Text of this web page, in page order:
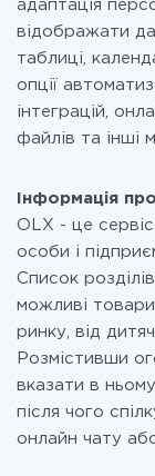
адаптація
відображати
таблиці,
опції
інтеграцій,
файлів та інші
Інформація
OLX - це
особи і
Список
можливі
ринку, від
Розмістивши
вказати в
після чого
онлайн чату